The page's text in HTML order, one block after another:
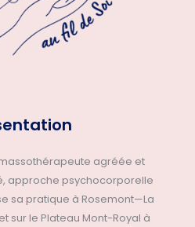
agréée et
approche psychocorporelle
sa pratique à Rosemont—La
sur le Plateau Mont-Royal à